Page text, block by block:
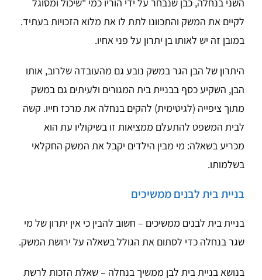
לקיים את המשק והתכוונו לתת לו את מלוא הזכויות בעתיד.
במובן זה יש לאותו בן יתרון על פני אחיו.
היתרון של הבן הגר במשק נובע גם מהעובדה שלרוב, אותו
הבן, השקיע כסף בבניית בית המגורים ולעיתים גם במשק
מתוך ציפייה (לגיטימית) להקים בנחלה את מרכז חייו. קשה
לבית המשפט להתעלם ממציאות זו בשיקוליו עת הוא
מכריע בשאלה: מי מבין הילדים יקבל את המשק החקלאי
בשלמותו.
בניית בית לבנים ממשיכים
בניית בית לבנים ממשיכים – חשוב להבין כי אין יתרון של מי
שגר בנחלה כדי לסתום את הגולל בשאלה על ירושת המשק.
בנושא בניית בית לבן ממשיך בנחלה – שאלת הזכות לרשת